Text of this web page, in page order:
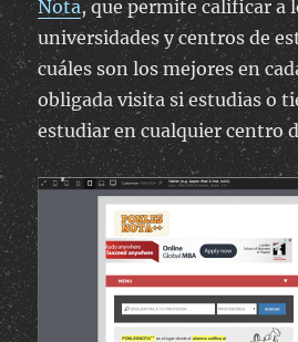
Nota, que permite calificar a
universidades y centros de
cuáles son los mejores en
obligada visita si estudias o
estudiar en cualquier centro